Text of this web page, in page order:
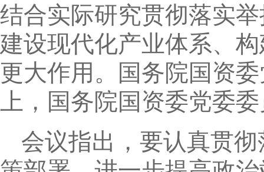
结合实际研究贯彻落实
建设现代化产业体系、
更大作用。国务院国资
上，国务院国资委党委
会议指出，要认真贯